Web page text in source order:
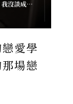
愛學
場戀